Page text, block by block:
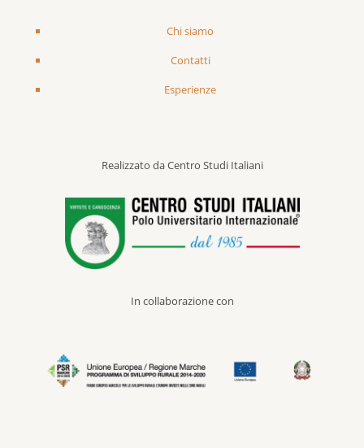
Chi siamo
Contatti
Esperienze
Realizzato da Centro Studi Italiani
In collaborazione con